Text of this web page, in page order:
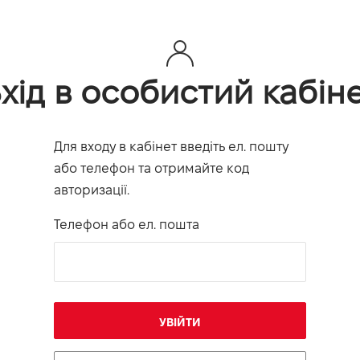
в особистий
Для входу в кабінет введіть ел. пошту
або телефон та отримайте код
авторизації.
Телефон або ел. пошта
УВІЙТИ